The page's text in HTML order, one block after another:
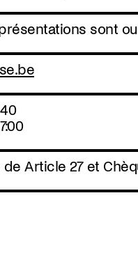
sont
Article 27 et